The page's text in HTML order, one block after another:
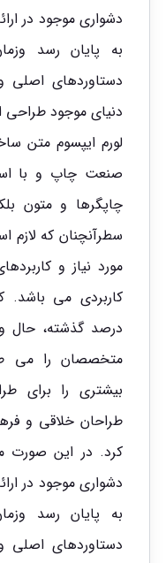
دشواری موجود در
به پایان رسد
دستاوردهای اصلی
دنیای موجود طراحی
لورم ایپسوم متن
صنعت چاپ و با
چاپگرها و متون
سطرآنچنان که لازم
مورد نیاز و
کاربردی می
درصد گذشته، حال
متخصصان را می
بیشتری را برای
طراحان خلاقی و
کرد. در این صورت
دشواری موجود در
به پایان رسد
دستاوردهای اصلی